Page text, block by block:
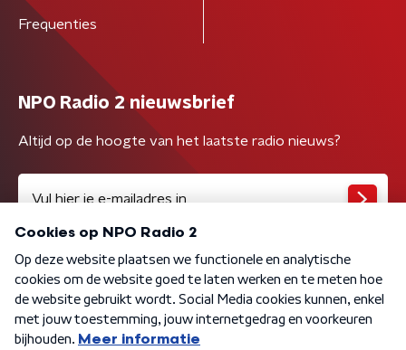
Frequenties
NPO Radio 2 nieuwsbrief
Altijd op de hoogte van het laatste radio nieuws?
Algemene voorwaarden